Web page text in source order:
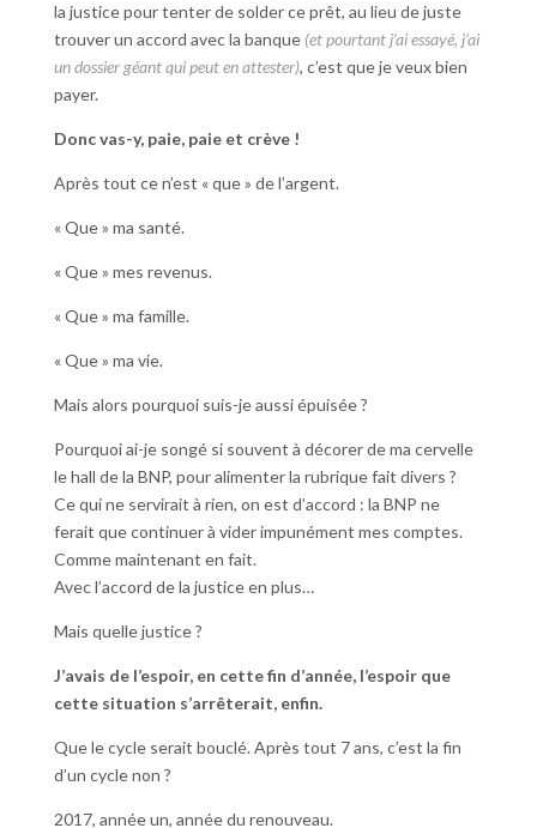
la justice pour tenter de solder ce prêt, au lieu de juste
trouver un accord avec la banque(et pourtant j’ai essayé, j’ai
un dossier géant qui peut en attester), c’est que je veux bien
payer.
Donc vas-y, paie, paie et crève !
Après tout ce n’est « que » de l’argent.
« Que » ma santé.
« Que » mes revenus.
« Que » ma famille.
« Que » ma vie.
Mais alors pourquoi suis-je aussi épuisée ?
Pourquoi ai-je songé si souvent à décorer de ma cervelle
le hall de la BNP, pour alimenter la rubrique fait divers ?
Ce qui ne servirait à rien, on est d’accord : la BNP ne
ferait que continuer à vider impunément mes comptes.
Comme maintenant en fait.
Avec l’accord de la justice en plus…
Mais quelle justice ?
J’avais de l’espoir, en cette fin d’année, l’espoir que
cette situation s’arrêterait, enfin.
Que le cycle serait bouclé. Après tout 7 ans, c’est la fin
d’un cycle non ?
2017, année un, année du renouveau.